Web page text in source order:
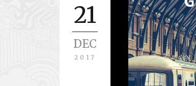
21
DEC
2017